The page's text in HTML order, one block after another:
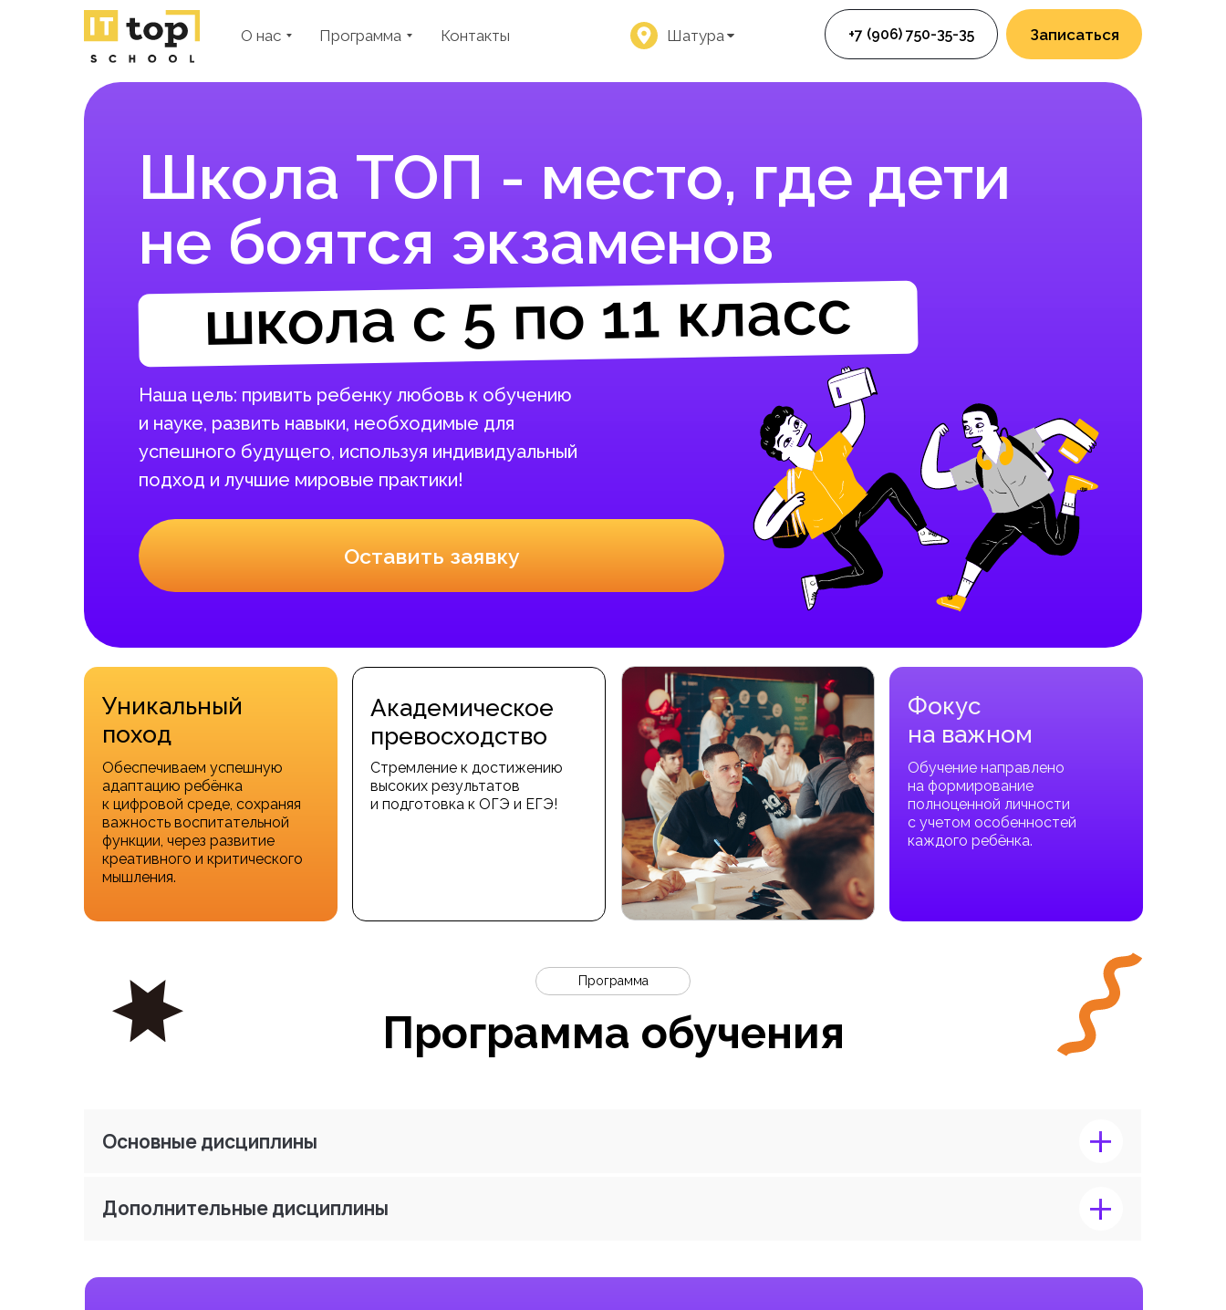
+7 (906) 750-35-35 Записаться
О нас Программа Контакты Шатура
Наша цель: привить ребенку любовь к обучению
и науке, развить навыки, необходимые для
успешного будущего, используя индивидуальный
подход и лучшие мировые практики!
Школа ТОП - место, где дети
не боятся экзаменов
школа с 5 по 11 класс
Оставить заявку
Фокус
на важном
Обучение направлено
на формирование
полноценной личности
с учетом особенностей
каждого ребёнка.
Академическое
превосходство
Стремление к достижению
высоких результатов
и подготовка к ОГЭ и ЕГЭ!
Уникальный
поход
Обеспечиваем успешную
адаптацию ребёнка
к цифровой среде, сохраняя
важность воспитательной
функции, через развитие
креативного и критического
мышления.
Программа обучения
Программа
Основные дисциплины +
Дополнительные дисциплины +